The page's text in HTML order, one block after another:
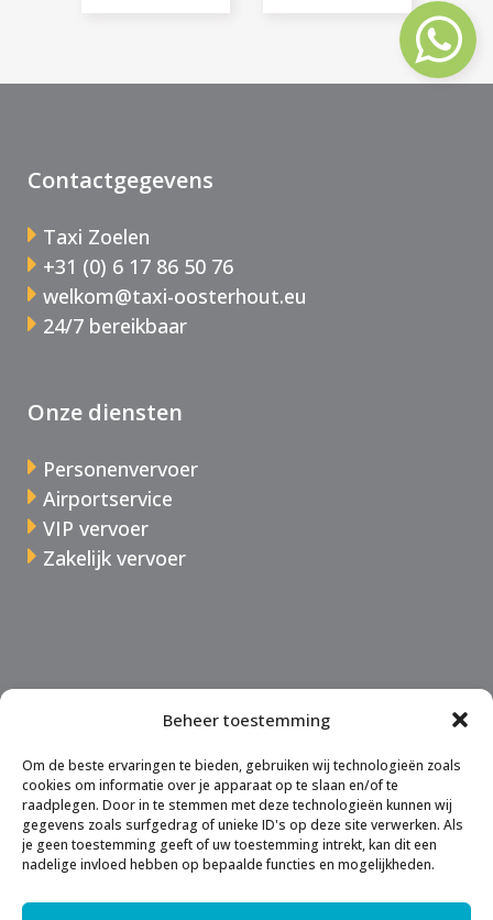
Beheer toestemming
Om de beste ervaringen te bieden, gebruiken wij technologieën zoals
cookies om informatie over je apparaat op te slaan en/of te
raadplegen. Door in te stemmen met deze technologieën kunnen wij
gegevens zoals surfgedrag of unieke ID's op deze site verwerken. Als
je geen toestemming geeft of uw toestemming intrekt, kan dit een
nadelige invloed hebben op bepaalde functies en mogelijkheden.
Contactgegevens
Taxi Zoelen
+31 (0) 6 17 86 50 76
welkom@taxi-oosterhout.eu
24/7 bereikbaar
Onze diensten
Personenvervoer
Airportservice
VIP vervoer
Zakelijk vervoer
Offerte